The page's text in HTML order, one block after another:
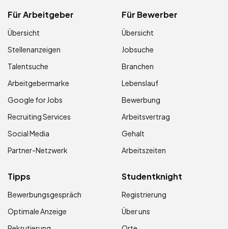
Für Arbeitgeber
Übersicht
Stellenanzeigen
Talentsuche
Arbeitgebermarke
Google for Jobs
Recruiting Services
Social Media
Partner-Netzwerk
Für Bewerber
Übersicht
Jobsuche
Branchen
Lebenslauf
Bewerbung
Arbeitsvertrag
Gehalt
Arbeitszeiten
Tipps
Bewerbungsgespräch
Optimale Anzeige
Studentknight
Registrierung
Über uns